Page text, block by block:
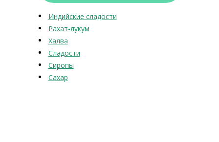
Индийские сладости
Рахат-лукум
Халва
Сладости
Сиропы
Сахар